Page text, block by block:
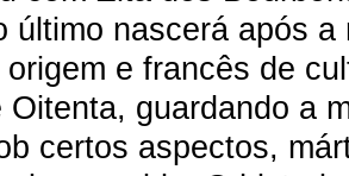
último nascerá após
e francês de
Oitenta, guardando a
certos aspectos,